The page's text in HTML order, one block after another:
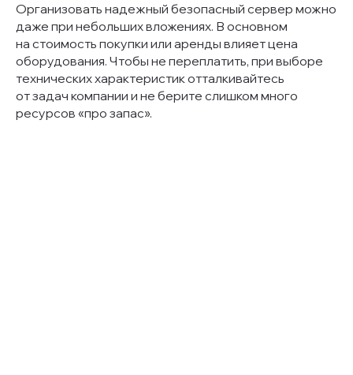
Организовать надежный безопасный сервер можно
даже при небольших вложениях. В основном
на стоимость покупки или аренды влияет цена
оборудования. Чтобы не переплатить, при выборе
технических характеристик отталкивайтесь
от задач компании и не берите слишком много
ресурсов «про запас».